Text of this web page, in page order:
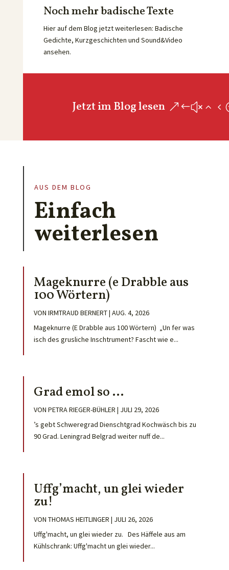
Noch mehr badische Texte
Hier auf dem Blog jetzt weiterlesen: Badische
Gedichte, Kurzgeschichten und Sound&Video
ansehen.
Jetzt im Blog lesen
AUS DEM BLOG
Einfach
weiterlesen
Mageknurre (e Drabble aus
100 Wörtern)
VON IRMTRAUD BERNERT| AUG. 4, 2026
Mageknurre (E Drabble aus 100 Wörtern) „Un fer was
isch des grusliche Inschtrument? Fascht wie e...
Grad emol so …
VON PETRA RIEGER-BÜHLER | JULI 29, 2026
’s gebt Schweregrad Dienschtgrad Kochwäsch bis zu
90 Grad. Leningrad Belgrad weiter nuff de...
Uffg’macht, un glei wieder
zu!
VON THOMAS HEITLINGER | JULI 26, 2026
Uffg'macht, un glei wieder zu. Des Häffele aus am
Kühlschrank: Uffg'macht un glei wieder...